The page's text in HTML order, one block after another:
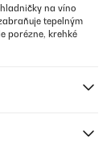
na víno
tepelným
porézne, krehké